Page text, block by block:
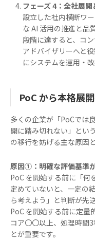
フェーズ 4：全社展
設立した社内横断ワ
な AI 活用の推進と品
段階に達すると、コ
アドバイザリーへと
にシステムを運用・
PoC から本格展
多くの企業が「PoCでは
開に踏み切れない」とい
の移行を妨げる主な原因
原因①：明確な評価基準
PoC を開始する前に「何
定めていないと、一定の
ら考えよう」と判断が先
PoC を開始する前に定
コア〇〇以上、処理時間
とが重要です。